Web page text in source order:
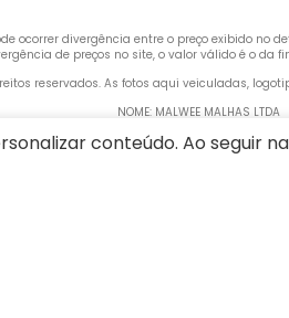
ocorrer divergência entre o preço exibido
de preços no site, o valor válido é o da
reservados. As fotos aqui veiculadas,
NOME: MALWEE MALHAS LTDA
CNPJ: 84.429.737/0001-14
Weege, 200 - CEP: 89260-900 - Barra do Rio
conteúdo. Ao seguir